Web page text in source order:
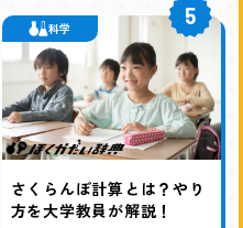
科学 5
さくらんぼ計算とは？やり
方を大学教員が解説！